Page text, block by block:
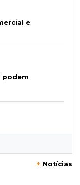
e
podem
+ Notícias